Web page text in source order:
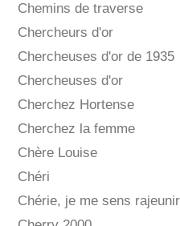
Chemins de traverse
Chercheurs d'or
Chercheuses d'or de 1935
Chercheuses d'or
Cherchez Hortense
Cherchez la femme
Chère Louise
Chéri
Chérie, je me sens rajeunir